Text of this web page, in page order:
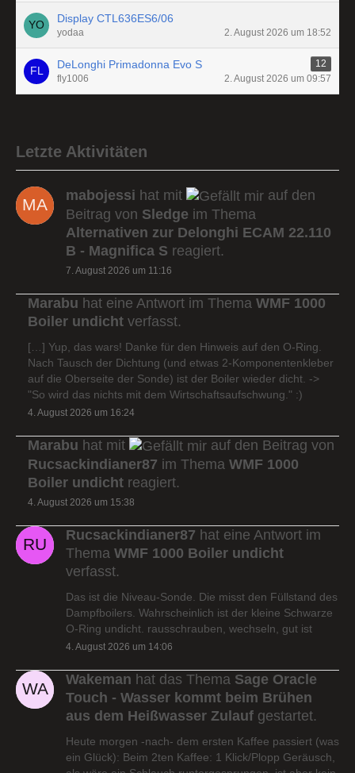
Display CTL636ES6/06
yodaa 2. August 2026 um 18:52
DeLonghi Primadonna Evo S
12
fly1006
2. August 2026 um 09:57
Letzte Aktivitäten
mabojessi hat mit
auf den
Beitrag von Sledge im Thema
Alternativen zur Delonghi ECAM 22.110
B - Magnifica S reagiert.
7. August 2026 um 11:16
Marabu hat eine Antwort im Thema WMF 1000
Boiler undicht verfasst.
[…] Yup, das wars! Danke für den Hinweis auf den O-Ring.
Nach Tausch der Dichtung (und etwas 2-Komponentenkleber
auf die Oberseite der Sonde) ist der Boiler wieder dicht. ->
"So wird das nichts mit dem Wirtschaftsaufschwung." :)
4. August 2026 um 16:24
Marabu hat mit
auf den Beitrag von
Rucsackindianer87 im Thema WMF 1000
Boiler undicht reagiert.
4. August 2026 um 15:38
Rucsackindianer87 hat eine Antwort im
Thema WMF 1000 Boiler undicht
verfasst.
Das ist die Niveau-Sonde. Die misst den Füllstand des
Dampfboilers. Wahrscheinlich ist der kleine Schwarze
O-Ring undicht. rausschrauben, wechseln, gut ist
4. August 2026 um 14:06
Wakeman hat das Thema Sage Oracle
Touch - Wasser kommt beim Brühen
aus dem Heißwasser Zulauf gestartet.
Heute morgen -nach- dem ersten Kaffee passiert (was
ein Glück): Beim 2ten Kaffee: 1 Klick/Plopp Geräusch,